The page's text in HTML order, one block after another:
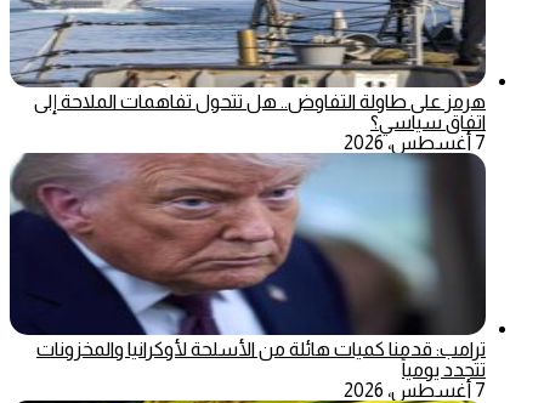
هرمز على طاولة التفاوض.. هل تتحول تفاهمات الملاحة إلى
اتفاق سياسي؟
7 أغسطس، 2026
ترامب: قدمنا كميات هائلة من الأسلحة لأوكرانيا والمخزونات
تتجدد يومياً
7 أغسطس، 2026